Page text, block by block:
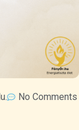
No Comments